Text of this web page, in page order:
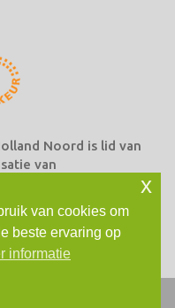
Noord is lid van
van
van en voor
bij het
van cookies om
beste ervaring op
informatie
x